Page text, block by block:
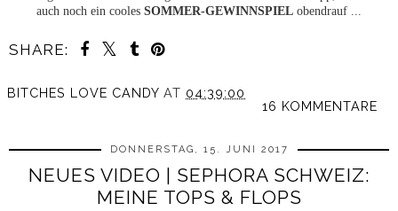
auch noch ein cooles SOMMER-GEWINNSPIEL obendrauf ...
SHARE:
BITCHES LOVE CANDY AT 04:39:00
16 KOMMENTARE
DONNERSTAG, 15. JUNI 2017
NEUES VIDEO | SEPHORA SCHWEIZ:
MEINE TOPS & FLOPS